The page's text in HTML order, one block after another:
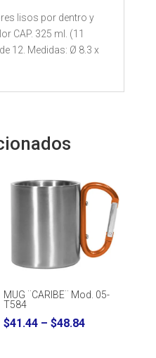
lisos por dentro y
CAP. 325 ml. (11
12. Medidas: Ø 8.3 x
MUG ¨CARIBE¨ Mod. 05-
T584
$41.44 – $48.84Price